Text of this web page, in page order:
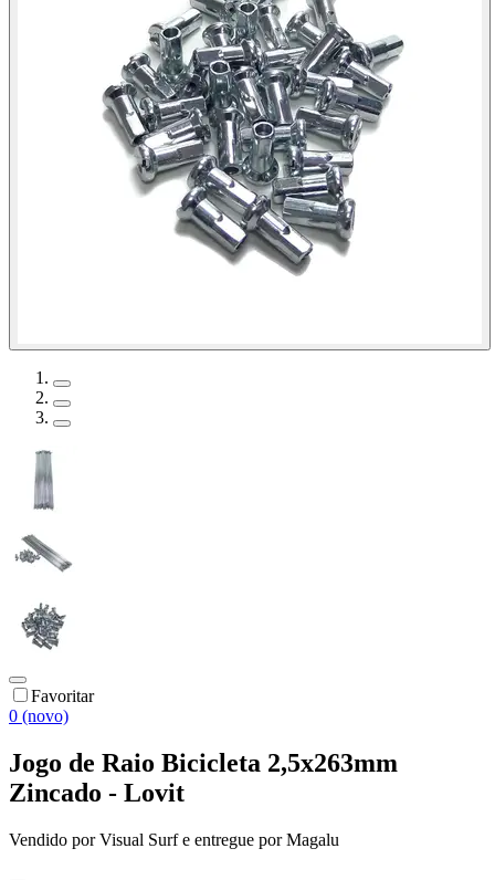
Favoritar
0 (novo)
Jogo de Raio Bicicleta 2,5x263mm
Zincado - Lovit
Vendido porVisual Surfe entregue por Magalu